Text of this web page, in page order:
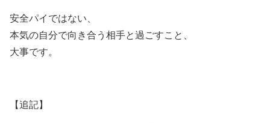
安全パイではない、
本気の自分で向き合う相手と過ごすこと、
大事です。
【追記】